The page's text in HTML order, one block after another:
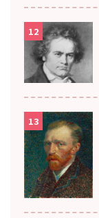
12
13